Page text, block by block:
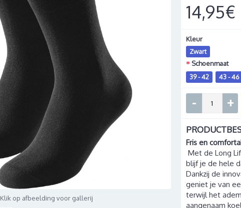
Klik op afbeelding voor gallerij
14,95€
Kleur
Zwart
Schoenmaat
39 - 42
43 - 46
- +
Fris en
Met de Long
blijf je de hele
Dankzij de
geniet je van
terwijl het
aangenaam